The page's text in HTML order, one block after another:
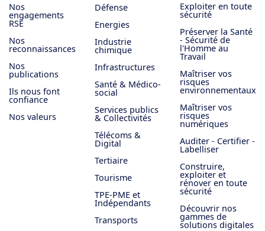
Nos
engagements
RSE
Nos
reconnaissances
Nos
publications
Ils nous font
confiance
Nos valeurs
Défense
Energies
Industrie
chimique
Infrastructures
Santé & Médico-
social
Services publics
& Collectivités
Télécoms &
Digital
Tertiaire
Tourisme
TPE-PME et
Indépendants
Transports
Exploiter en toute
sécurité
Préserver la Santé
- Sécurité de
l'Homme au
Travail
Maîtriser vos
risques
environnementaux
Maîtriser vos
risques
numériques
Auditer - Certifier -
Labelliser
Construire,
exploiter et
rénover en toute
sécurité
Découvrir nos
gammes de
solutions digitales